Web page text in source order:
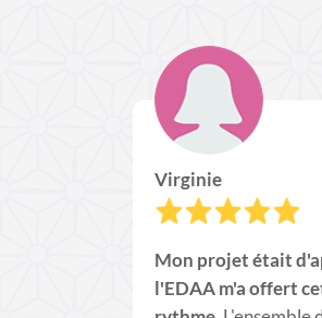
Virginie
Mon projet était
l'EDAA m'a offert